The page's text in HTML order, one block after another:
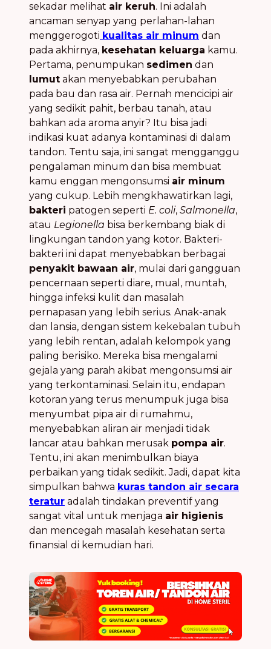
sekadar melihat air keruh. Ini adalah
ancaman senyap yang perlahan-lahan
menggerogoti kualitas air minum dan
pada akhirnya, kesehatan keluarga kamu.
Pertama, penumpukan sedimen dan
lumut akan menyebabkan perubahan
pada bau dan rasa air. Pernah mencicipi air
yang sedikit pahit, berbau tanah, atau
bahkan ada aroma anyir? Itu bisa jadi
indikasi kuat adanya kontaminasi di dalam
tandon. Tentu saja, ini sangat mengganggu
pengalaman minum dan bisa membuat
kamu enggan mengonsumsi air minum
yang cukup. Lebih mengkhawatirkan lagi,
bakteri patogen seperti E. coli, Salmonella,
atau Legionella bisa berkembang biak di
lingkungan tandon yang kotor. Bakteri-
bakteri ini dapat menyebabkan berbagai
penyakit bawaan air, mulai dari gangguan
pencernaan seperti diare, mual, muntah,
hingga infeksi kulit dan masalah
pernapasan yang lebih serius. Anak-anak
dan lansia, dengan sistem kekebalan tubuh
yang lebih rentan, adalah kelompok yang
paling berisiko. Mereka bisa mengalami
gejala yang parah akibat mengonsumsi air
yang terkontaminasi. Selain itu, endapan
kotoran yang terus menumpuk juga bisa
menyumbat pipa air di rumahmu,
menyebabkan aliran air menjadi tidak
lancar atau bahkan merusak pompa air.
Tentu, ini akan menimbulkan biaya
perbaikan yang tidak sedikit. Jadi, dapat kita
simpulkan bahwa kuras tandon air secara
teratur adalah tindakan preventif yang
sangat vital untuk menjaga air higienis
dan mencegah masalah kesehatan serta
finansial di kemudian hari.